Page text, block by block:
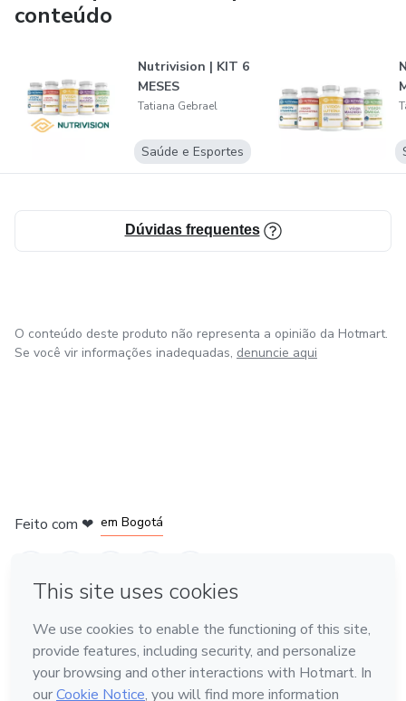
conteúdo
Nutrivision | KIT 6
MESES
Tatiana Gebrael
Saúde e Esportes
Dúvidas frequentes
O conteúdo deste produto não representa a opinião da Hotmart.
Se você vir informações inadequadas, denuncie aqui
Feito com ❤ em Bogotá
Conheça a Hotmart
Idioma
Português